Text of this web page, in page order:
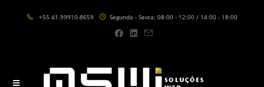
+55 41.99910-8659 Segunda - Sexta: 08:00 - 12:00 / 14:00 - 18:00